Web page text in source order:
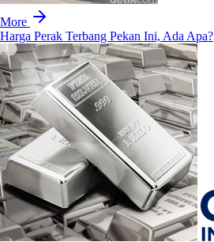
More
Harga Perak Terbang Pekan Ini, Ada Apa?